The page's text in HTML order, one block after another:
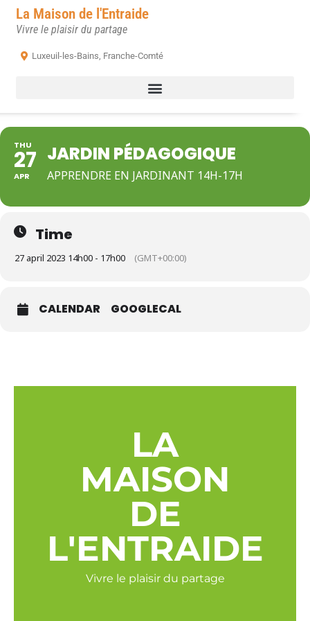
La Maison de l'Entraide
Vivre le plaisir du partage
Luxeuil-les-Bains, Franche-Comté
THU
27
APR
JARDIN PÉDAGOGIQUE
APPRENDRE EN JARDINANT 14H-17H
Time
27 april 2023 14h00 - 17h00 (GMT+00:00)
CALENDAR GOOGLECAL
LA
MAISON
DE
L'ENTRAIDE
Vivre le plaisir du partage